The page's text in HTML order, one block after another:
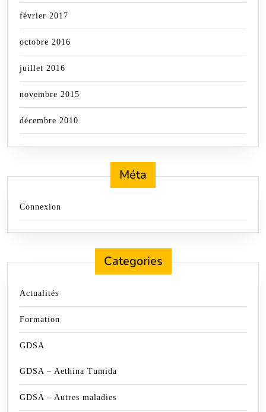
février 2017
octobre 2016
juillet 2016
novembre 2015
décembre 2010
Méta
Connexion
Categories
Actualités
Formation
GDSA
GDSA – Aethina Tumida
GDSA – Autres maladies